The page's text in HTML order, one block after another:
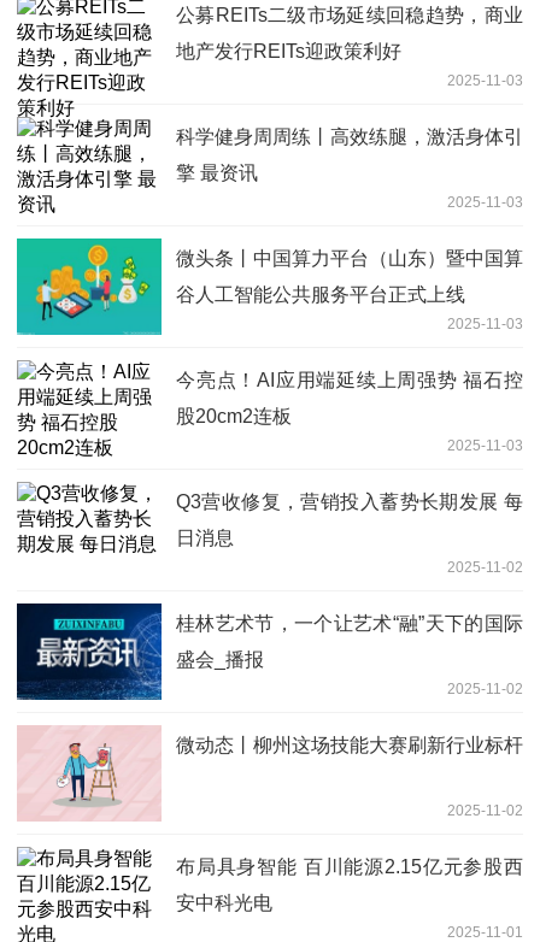
公募REITs二级市场延续回稳趋势，商业
地产发行REITs迎政策利好
2025-11-03
科学健身周周练丨高效练腿，激活身体引
擎 最资讯
2025-11-03
微头条丨中国算力平台（山东）暨中国算
谷人工智能公共服务平台正式上线
2025-11-03
今亮点！AI应用端延续上周强势 福石控
股20cm2连板
2025-11-03
Q3营收修复，营销投入蓄势长期发展 每
日消息
2025-11-02
桂林艺术节，一个让艺术“融”天下的国际
盛会_播报
2025-11-02
微动态丨柳州这场技能大赛刷新行业标杆
2025-11-02
布局具身智能 百川能源2.15亿元参股西
安中科光电
2025-11-01